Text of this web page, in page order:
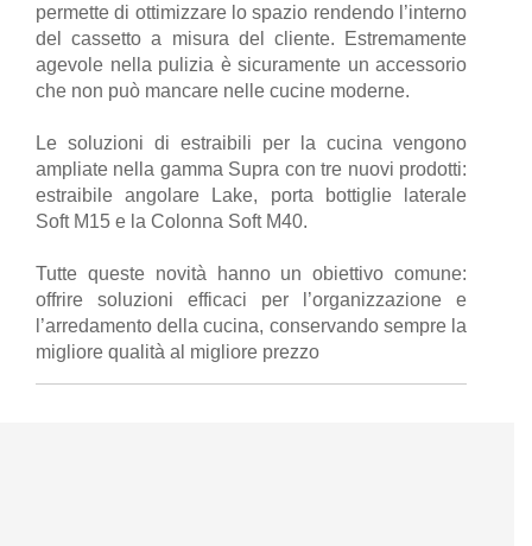
permette di ottimizzare lo spazio rendendo l’interno
del cassetto a misura del cliente. Estremamente
agevole nella pulizia è sicuramente un accessorio
che non può mancare nelle cucine moderne.
Le soluzioni di estraibili per la cucina vengono
ampliate nella gamma Supra con tre nuovi prodotti:
estraibile angolare Lake, porta bottiglie laterale
Soft M15 e la Colonna Soft M40.
Tutte queste novità hanno un obiettivo comune:
offrire soluzioni efficaci per l’organizzazione e
l’arredamento della cucina, conservando sempre la
migliore qualità al migliore prezzo